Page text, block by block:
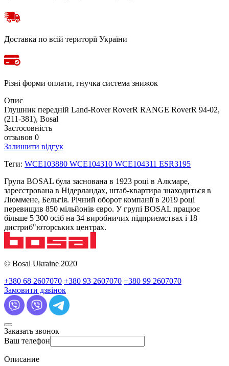
Доставка по всій території України
Різні форми оплати, гнучка система знижок
Опис
Глушник передній Land-Rover RoverR RANGE RoverR 94-02,
(211-381), Bosal
Застосовність
отзывов 0
Залишити відгук
Теги: WCE103880 WCE104310 WCE104311 ESR3195
Група BOSAL була заснована в 1923 році в Алкмаре,
зареєстрована в Нідерландах, штаб-квартира знаходиться в
Люммене, Бельгія. Річний оборот компанії в 2019 році
перевищив 850 мільйонів євро. У групі BOSAL працює
більше 5 300 осіб на 34 виробничих підприємствах і 18
дистриб"юторських центрах.
© Bosal Ukraine 2020
+380 68 2607070 +380 93 2607070 +380 99 2607070
Замовити дзвінок
Заказать звонок
Ваш телефон
Описание